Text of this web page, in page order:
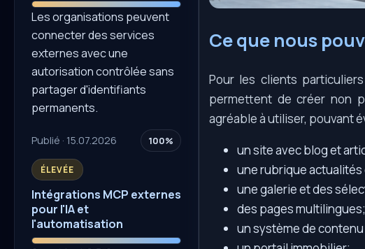
Les organisations peuvent
connecter des services
externes avec une
autorisation contrôlée sans
partager d'identifiants
permanents.
Publié · 15.07.2026 100%
ÉLEVÉE
Intégrations MCP externes
pour l'IA et
l'automatisation
Ce que nous
Pour les clients
permettent de créer non
agréable à utiliser, pouvant
un site avec blog et
une rubrique
une galerie et des
des pages multilingues;
un système de